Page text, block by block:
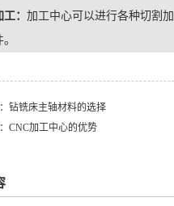
： 加工中心可以进行各种切割
钻铣床主轴材料的选择
CNC加工中心的优势